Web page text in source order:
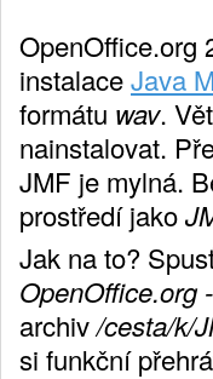
OpenOffice.org
instalaceJava
formátu wav.
nainstalovat.
JMF je mylná.
prostředí jako
Jak na to?
OpenOffice.org
archiv/cesta/k/
si funkční